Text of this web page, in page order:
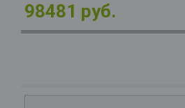
98481 руб.